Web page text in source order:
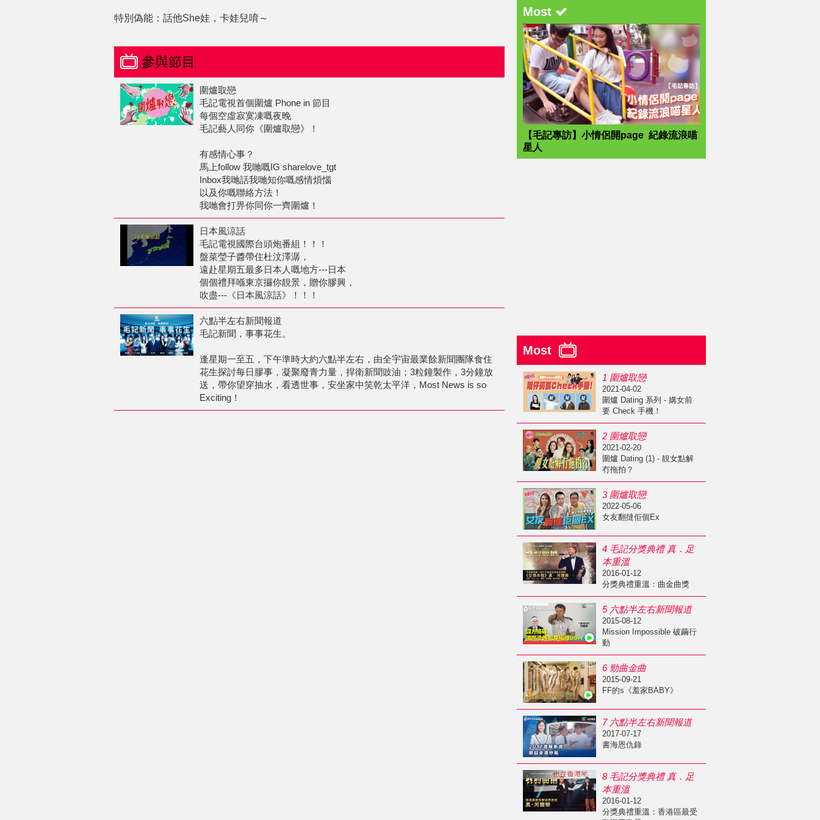
特別偽能：話他She娃，卡娃兒唷～
參與節目
圍爐取戀
毛記電視首個圍爐 Phone in 節目
每個空虛寂寞凍嘅夜晚
毛記藝人同你《圍爐取戀》！
有感情心事？
馬上follow 我哋嘅IG sharelove_tgt
Inbox我哋話我哋知你嘅感情煩惱
以及你嘅聯絡方法！
我哋會打畀你同你一齊圍爐！
日本風涼話
毛記電視國際台頭炮番組！！！
盤菜瑩子醬帶住杜汶澤潺，
遠赴星期五最多日本人嘅地方---日本
個個禮拜喺東京攞你靚景，贈你膠興，
吹盡---《日本風涼話》！！！
六點半左右新聞報道
毛記新聞，事事花生。
逢星期一至五，下午準時大約六點半左右，由全宇宙最業餘新聞團隊食住
花生探討每日膠事，凝聚廢青力量，捍衛新聞豉油；3粒鐘製作，3分鐘放
送，帶你望穿抽水，看透世事，安坐家中笑乾太平洋，Most News is so
Exciting！
Most
【毛記專訪】小情侶開page 紀錄流浪喵
星人
Most
1 圍爐取戀
2021-04-02
圍爐 Dating 系列 - 媾女前
要 Check 手機！
2 圍爐取戀
2021-02-20
圍爐 Dating (1) - 靚女點解
冇拖拍？
3 圍爐取戀
2022-05-06
女友翻撻佢個Ex
4 毛記分獎典禮 真．足
本重溫
2016-01-12
分獎典禮重溫：曲金曲獎
5 六點半左右新聞報道
2015-08-12
Mission Impossible 破繭行
動
6 勁曲金曲
2015-09-21
FF的s《羞家BABY》
7 六點半左右新聞報道
2017-07-17
書海恩仇錄
8 毛記分獎典禮 真．足
本重溫
2016-01-12
分獎典禮重溫：香港區最受